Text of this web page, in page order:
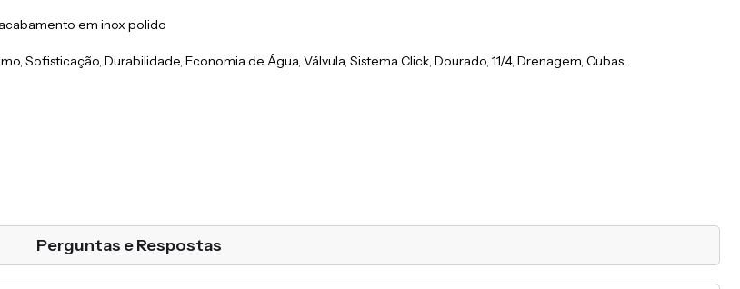
em inox polido
Sofisticação, Durabilidade, Economia de Água, Válvula, Sistema Click, Dourado, 1.1/4, Drenagem, Cubas,
Perguntas e Respostas